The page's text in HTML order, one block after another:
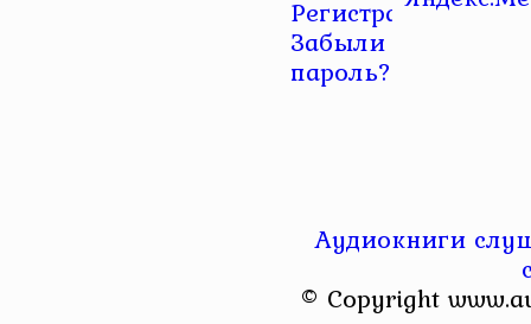
Регистрация |
Забыли
пароль?
Аудиокниги
© Copyright